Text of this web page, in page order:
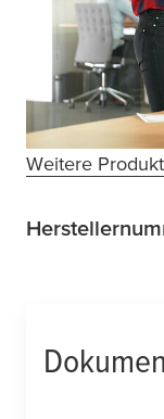
der
maximale
Alternative
sind ihre
Weitere